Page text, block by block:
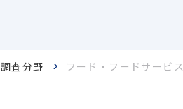
調査分野 フード・フードサービス